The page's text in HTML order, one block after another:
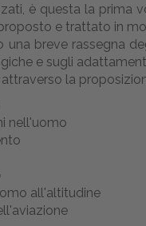
è questa la prima
e trattato in
una breve rassegna
e sugli
la
nell'uomo
all'altitudine